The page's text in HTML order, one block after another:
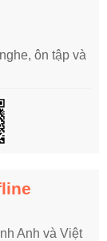
ôn tập và
Anh và Việt